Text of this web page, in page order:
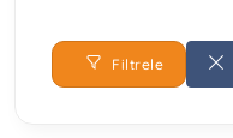
Filtrele